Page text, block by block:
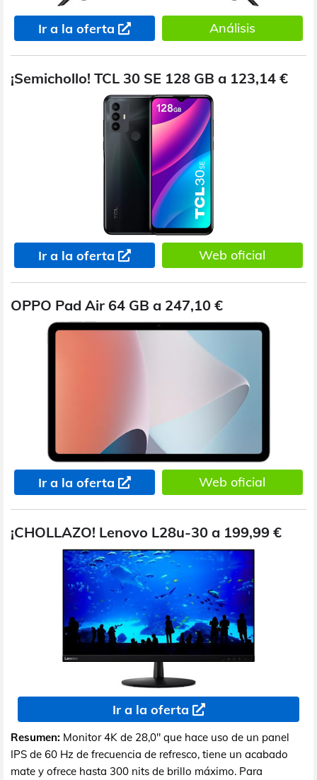
Ir a la oferta Análisis
¡Semichollo! TCL 30 SE 128 GB a 123,14 €
Ir a la oferta Web oficial
OPPO Pad Air 64 GB a 247,10 €
Ir a la oferta Web oficial
¡CHOLLAZO! Lenovo L28u-30 a 199,99 €
Ir a la oferta
Resumen: Monitor 4K de 28,0" que hace uso de un panel
IPS de 60 Hz de frecuencia de refresco, tiene un acabado
mate y ofrece hasta 300 nits de brillo máximo. Para